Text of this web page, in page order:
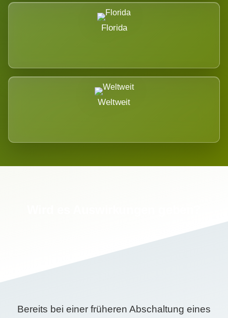
Florida
Weltweit
Bereits bei einer früheren Abschaltung eines